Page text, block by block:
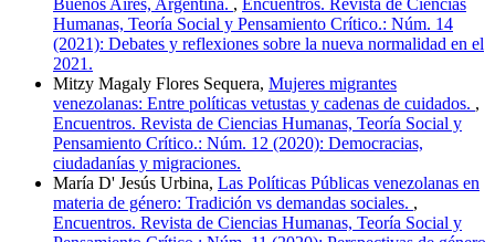
Buenos Aires, Argentina. , Encuentros. Revista de Ciencias
Humanas, Teoría Social y Pensamiento Crítico.: Núm. 14
(2021): Debates y reflexiones sobre la nueva normalidad en el
2021.
Mitzy Magaly Flores Sequera, Mujeres migrantes
venezolanas: Entre políticas vetustas y cadenas de cuidados. ,
Encuentros. Revista de Ciencias Humanas, Teoría Social y
Pensamiento Crítico.: Núm. 12 (2020): Democracias,
ciudadanías y migraciones.
María D' Jesús Urbina, Las Políticas Públicas venezolanas en
materia de género: Tradición vs demandas sociales. ,
Encuentros. Revista de Ciencias Humanas, Teoría Social y